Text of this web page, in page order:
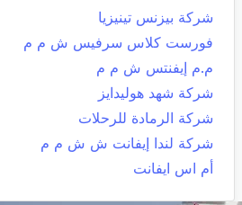
شركة بيزنس تينيزيا
فورست كلاس سرفيس ش م م
م.م إيفنتس ش م م
شركة شهد هوليدايز
شركة الرمادة للرحلات
شركة لندا إيفانت ش ش م م
أم اس ايفانت